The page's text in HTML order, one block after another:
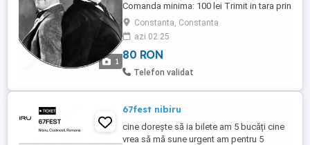
1
Comanda minima: 100 lei Trimit in tara prin
Posta Romana. Costa 15 lei.
Constanta, Constanta
azi 02:25
80 RON
Telefon validat
67fest nibiru
cine dorește să ia bilete am 5 bucăți cine
vrea să mă sune urgent am pentru 5